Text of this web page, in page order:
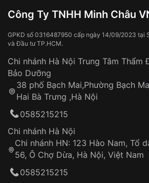
Thời gian vận chuyển trung
làm việc
Áp dụng cho tất cả tỉnh
Thời gian tính từ khi xác nhận
công
Hotline: 0585 215 215
Từ khóa SEO:
Đồng hồ bị hư hỏng do:
Tai nạn hoặc tác động
Hao mòn tự nhiên theo thời
Dây đeo
Sản phẩm đã bị:
Tự ý sửa chữa
thống VNLUX
Đảm bảo quyền lợi khách
Công Ty TNHH Minh Châu
GPKD số 0316487950 cấp ngày 14/09/2023 tại
và Đầu tư TP.HCM.
Chi nhánh Hà Nội Trung Tâm Thẩm
Bảo Dưỡng
38 phố Bạch Mai,Phường Bạch
Hai Bà Trưng ,Hà Nội
0585215215
Chi nhánh Hà Nội
Chi nhánh HN: 123 Hào Nam, Tổ
56, Ô Chợ Dừa, Hà Nội, Việt Nam
0585215215